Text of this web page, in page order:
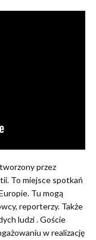
przez
To miejsce spotkań
Tu mogą
reporterzy. Także
ludzi . Goście
w realizację